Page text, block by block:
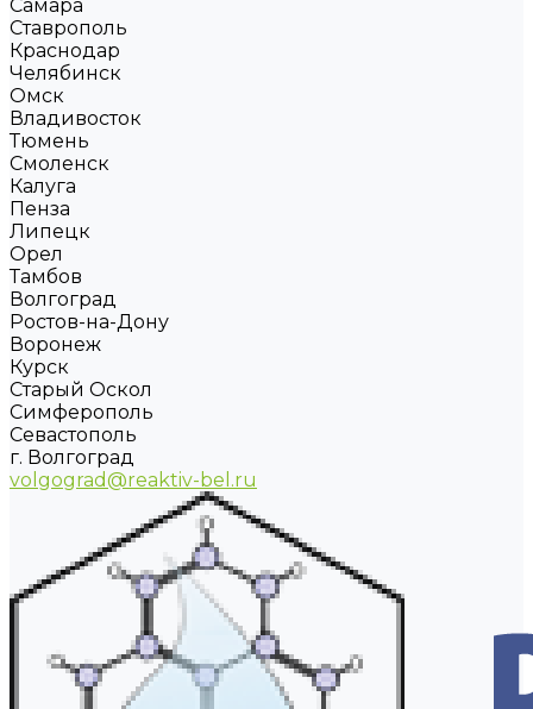
Самара
Ставрополь
Краснодар
Челябинск
Омск
Владивосток
Тюмень
Смоленск
Калуга
Пенза
Липецк
Орел
Тамбов
Волгоград
Ростов-на-Дону
Воронеж
Курск
Старый Оскол
Симферополь
Севастополь
г. Волгоград
volgograd@reaktiv-bel.ru